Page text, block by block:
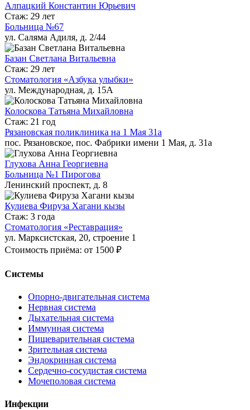
Алпацкий Константин Юрьевич
Стаж: 29 лет
Больница №67
ул. Саляма Адиля, д. 2/44
Базан Светлана Витальевна
Стаж: 29 лет
Стоматология «Азбука улыбки»
ул. Международная, д. 15А
Колоскова Татьяна Михайловна
Стаж: 21 год
Рязановская поликлиника на 1 Мая 31а
пос. Рязановское, пос. Фабрики имени 1 Мая, д. 31а
Глухова Анна Георгиевна
Больница №1 Пирогова
Ленинский проспект, д. 8
Кулиева Фируза Хагани кызы
Стаж: 3 года
Стоматология «Реставрация»
ул. Марксистская, 20, строение 1
Стоимость приёма: от 1500 ₽
Системы
Опорно-двигательная система
Нервная система
Дыхательная система
Иммунная система
Пищеварительная система
Зрительная система
Эндокринная система
Сердечно-сосудистая система
Мочеполовая система
Инфекции